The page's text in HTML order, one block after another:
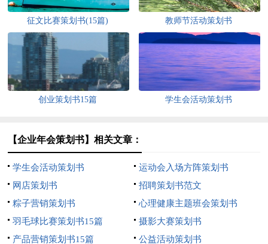
征文比赛策划书(15篇) 教师节活动策划书
创业策划书15篇 学生会活动策划书
【企业年会策划书】相关文章：
学生会活动策划书
运动会入场方阵策划书
网店策划书
招聘策划书范文
粽子营销策划书
心理健康主题班会策划书
羽毛球比赛策划书15篇
摄影大赛策划书
产品营销策划书15篇
公益活动策划书